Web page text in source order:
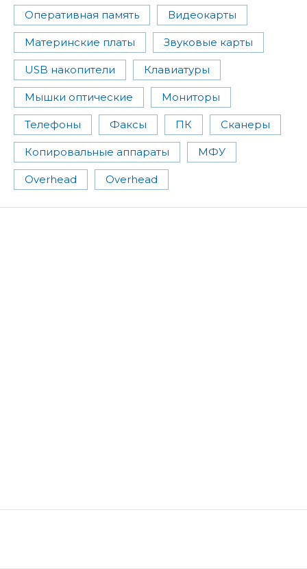
Оперативная память Видеокарты
Материнские платы Звуковые карты
USB накопители Клавиатуры
Мышки оптические Мониторы
Телефоны Факсы ПК Сканеры
Копировальные аппараты МФУ
Overhead Overhead